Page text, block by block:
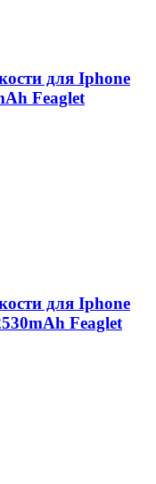
для Iphone
Feaglet
для Iphone
Feaglet